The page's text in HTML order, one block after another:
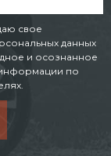
свое
данных
и осознанное
по